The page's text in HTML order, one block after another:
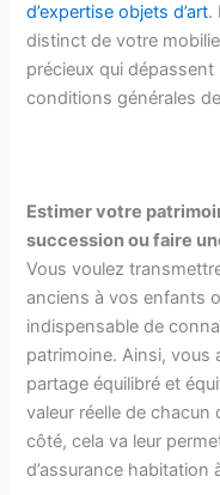
d’expertise objets d’art.
distinct de votre
précieux qui
conditions générales
Estimer votre
succession ou faire
Vous voulez
anciens à vos enfants
indispensable de
patrimoine. Ainsi, vous
partage équilibré et
valeur réelle de chacun
côté, cela va leur
d’assurance habitation